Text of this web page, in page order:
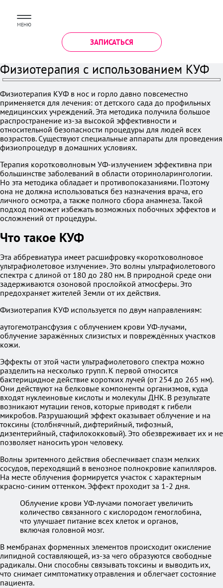
МЕНЮ
ЗАПИСАТЬСЯ
Физиотерапия с использованием КУФ
Физиотерапия КУФ в нос и горло давно повсеместно
применяется для лечения: от детского сада до профильных
медицинских учреждений. Эта методика получила большое
распространение из-за высокой эффективности и
относительной безопасности процедуры для людей всех
возрастов. Существуют специальные аппараты для проведения
физиопроцедур в домашних условиях.
Терапия коротковолновым УФ-излучением эффективна при
большинстве заболеваний в области оториноларингологии.
Но эта методика обладает и противопоказаниями. Поэтому
она не должна использоваться без назначения врача, его
личного осмотра, а также полного сбора анамнеза. Такой
подход поможет избежать возможных побочных эффектов и
осложнений от процедуры.
Что такое КУФ
Эта аббревиатура имеет расшифровку «коротковолновое
ультрафиолетовое излучение». Это волны ультрафиолетового
спектра с длиной от 180 до 280 нм. В природной среде они
задерживаются озоновой прослойкой атмосферы. Это
предохраняет жителей Земли от их действия.
Физиотерапия КУФ используется по двум направлениям:
аутогемотрансфузия с облучением крови УФ-лучами,
облучение заражённых слизистых и повреждённых участков
кожи.
Эффекты от этой части ультрафиолетового спектра можно
разделить на несколько групп. К первой относится
бактерицидное действие коротких лучей (от 254 до 265 нм).
Они действуют на белковые компоненты организмов, куда
входят нуклеиновые кислоты и молекулы ДНК. В результате
возникают мутации генов, которые приводят к гибели
микробов. Разрушающий эффект оказывает облучение и на
токсины (столбнячный, дифтерийный, тифозный,
дизентерийный, стафилококковый). Это обезвреживает их и не
позволяет наносить урон человеку.
Волны эритемного действия обеспечивает спазм мелких
сосудов, переходящий в венозное полнокровие капилляров.
На месте облучения формируется участок с характерным
красно-синим оттенком. Эффект проходит за 1-2 дня.
Облучение крови УФ-лучами помогает увеличить
количество связанного с кислородом гемоглобина,
что улучшает питание всех клеток и органов,
включая головной мозг.
В мембранах форменных элементов происходит окисление
липидной составляющей, из-за чего образуются свободные
радикалы. Они способны связывать токсины и выводить их,
что снимает симптоматику отравления и облегчает состояние
пациента.